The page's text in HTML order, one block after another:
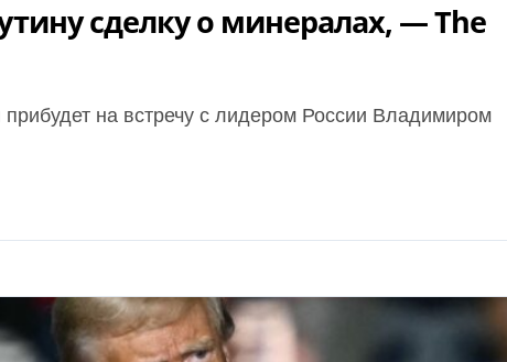
сделку о минералах, — Тһе